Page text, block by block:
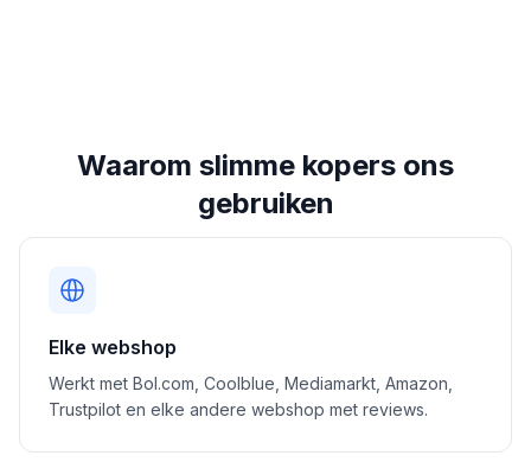
Waarom slimme kopers ons
gebruiken
Elke webshop
Werkt met Bol.com, Coolblue, Mediamarkt, Amazon,
Trustpilot en elke andere webshop met reviews.